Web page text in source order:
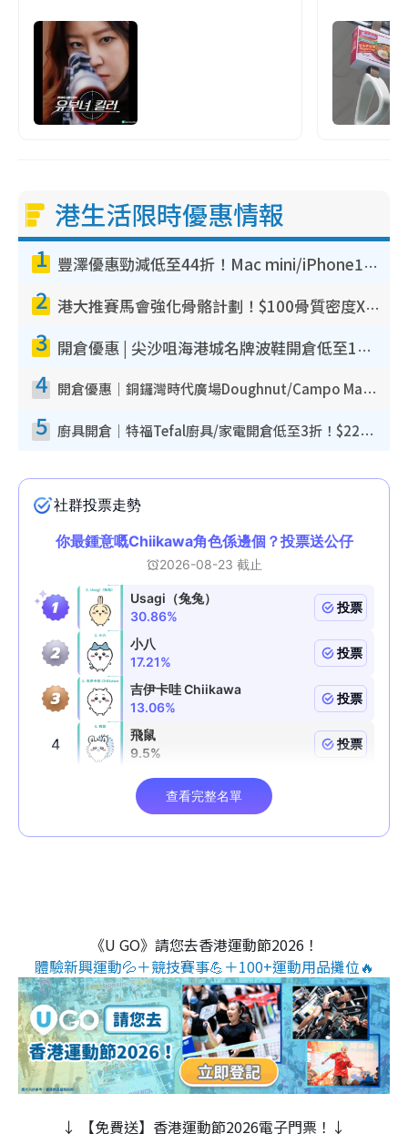
港生活限時優惠情報
1 豐澤優惠勁減低至44折！Mac mini/iPhone17Pro大減價！廚房家電$220起
2 港大推賽馬會強化骨骼計劃！$100骨質密度X光檢查 完成免費運動訓練送超市禮券！附參加資格
3 開倉優惠 | 尖沙咀海港城名牌波鞋開倉低至1折！On鞋$899起／Joy&Peace鞋履$98起
4 開倉優惠｜銅鑼灣時代廣場Doughnut/Campo Marzio開倉低至1折！背囊、書包、手袋劈價$200起
5 廚具開倉｜特福Tefal廚具/家電開倉低至3折！$220起買平底鍋/炒鑊/湯煲！電飯煲/吸塵機/燙斗$418起
《U GO》請您去香港運動節2026！
體驗新興運動💦＋競技賽事💪＋100+運動用品攤位🔥
↓ 【免費送】香港運動節2026電子門票！↓